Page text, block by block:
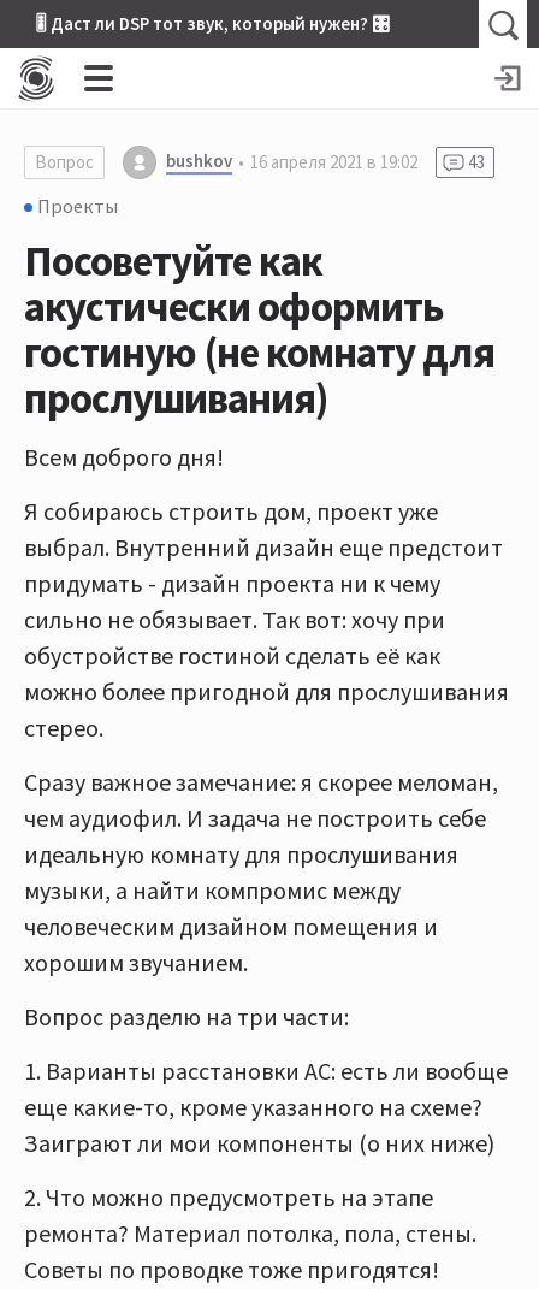
🎚 Даст ли DSP тот звук, который нужен? 🎛
Вопрос bushkov 16 апреля 2021 в 19:02 43
Проекты
Посоветуйте как
акустически оформить
гостиную (не комнату для
прослушивания)
Всем доброго дня!
Я собираюсь строить дом, проект уже
выбрал. Внутренний дизайн еще предстоит
придумать - дизайн проекта ни к чему
сильно не обязывает. Так вот: хочу при
обустройстве гостиной сделать её как
можно более пригодной для прослушивания
стерео.
Сразу важное замечание: я скорее меломан,
чем аудиофил. И задача не построить себе
идеальную комнату для прослушивания
музыки, а найти компромис между
человеческим дизайном помещения и
хорошим звучанием.
Вопрос разделю на три части:
1. Варианты расстановки АС: есть ли вообще
еще какие-то, кроме указанного на схеме?
Заиграют ли мои компоненты (о них ниже)
2. Что можно предусмотреть на этапе
ремонта? Материал потолка, пола, стены.
Советы по проводке тоже пригодятся!